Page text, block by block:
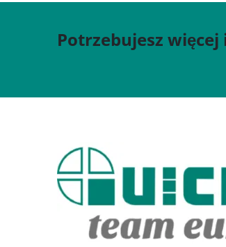
Potrzebujesz